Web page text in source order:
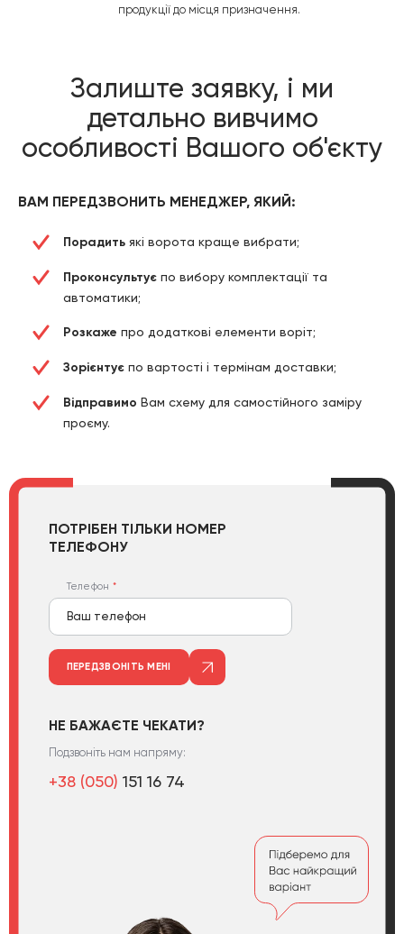
продукції до місця призначення.
Залиште заявку, і ми
детально вивчимо
особливості Вашого об'єкту
ВАМ ПЕРЕДЗВОНИТЬ МЕНЕДЖЕР, ЯКИЙ:
Порадить які ворота краще вибрати;
Проконсультує по вибору комплектації та
автоматики;
Розкаже про додаткові елементи воріт;
Зорієнтує по вартості і термінам доставки;
Відправимо Вам схему для самостійного заміру
проєму.
ПОТРІБЕН ТІЛЬКИ НОМЕР
ТЕЛЕФОНУ
Телефон
ПЕРЕДЗВОНІТЬ МЕНІ
НЕ БАЖАЄТЕ ЧЕКАТИ?
Подзвоніть нам напряму:
+38 (050) 151 16 74